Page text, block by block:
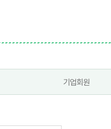
기업회원